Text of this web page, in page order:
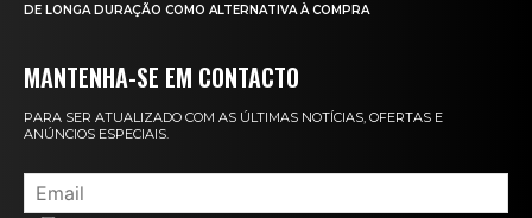
DE LONGA DURAÇÃO COMO ALTERNATIVA À COMPRA
MANTENHA-SE EM CONTACTO
PARA SER ATUALIZADO COM AS ÚLTIMAS NOTÍCIAS, OFERTAS E
ANÚNCIOS ESPECIAIS.